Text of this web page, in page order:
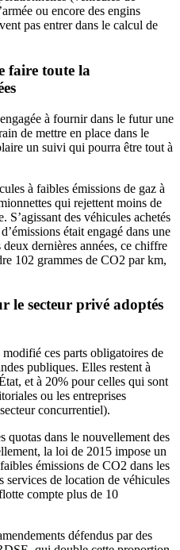
ou encore des engins
pas entrer dans le calcul de
faire toute la
à fournir dans le futur une
de mettre en place dans le
un suivi qui pourra être tout à
à faibles émissions de gaz à
qui rejettent moins de
. S’agissant des véhicules achetés
était engagé dans une
dernières années, ce chiffre
102 grammes de CO2 par km,
le secteur privé adoptés
modifié ces parts obligatoires de
publiques. Elles restent à
et à 20% pour celles qui sont
ou les entreprises
concurrentiel).
quotas dans le nouvellement des
la loi de 2015 impose un
émissions de CO2 dans les
services de location de véhicules
compte plus de 10
défendus par des